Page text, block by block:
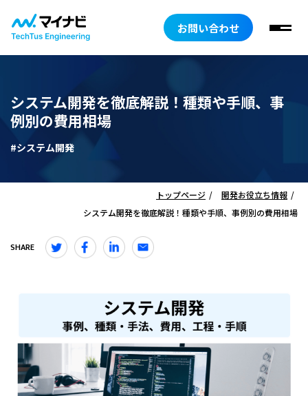
お問い合わせ
システム開発を徹底解説！種類や手順、事
例別の費用相場
#システム開発
トップページ
開発お役立ち情報
システム開発を徹底解説！種類や手順、事例別の費用相場
SHARE